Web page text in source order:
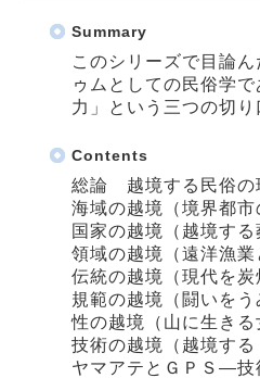
Summary
このシリーズで目論
ゥムとしての民俗学
力」という三つの切
Contents
総論 越境する民俗の
海域の越境（境界都
国家の越境（越境す
領域の越境（遠洋漁
伝統の越境（現代を炭
規範の越境（闘いを
性の越境（山に生きる
技術の越境（越境す
ヤマアテとＧＰＳ―技